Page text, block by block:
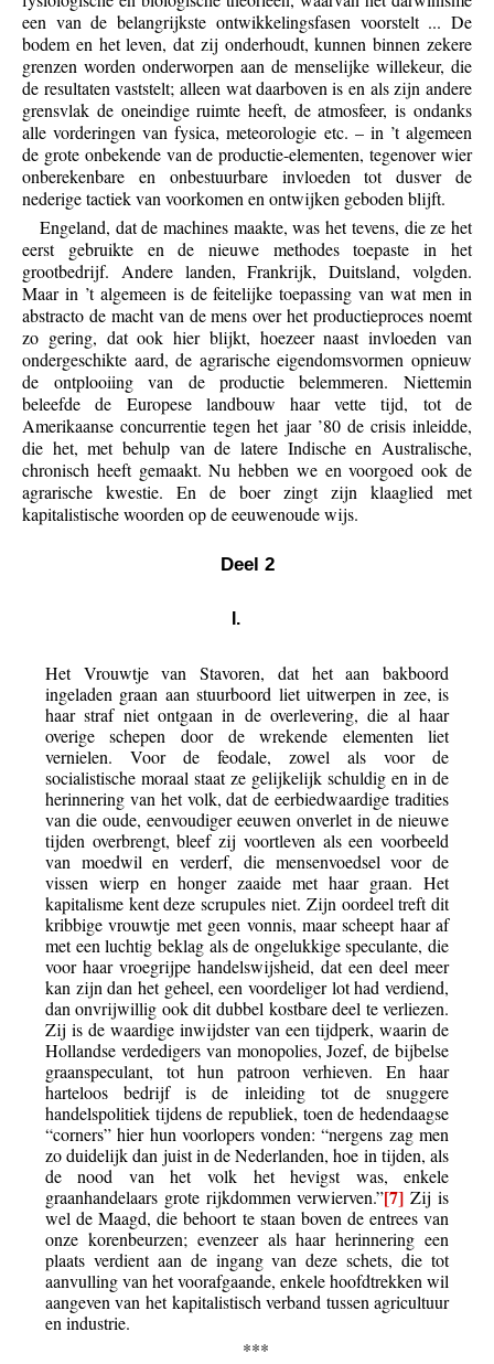
een van de belangrijkste ontwikkelingsfasen voorstelt ... De
bodem en het leven, dat zij onderhoudt, kunnen binnen zekere
grenzen worden onderworpen aan de menselijke willekeur, die
de resultaten vaststelt; alleen wat daarboven is en als zijn andere
grensvlak de oneindige ruimte heeft, de atmosfeer, is ondanks
alle vorderingen van fysica, meteorologie etc. – in ’t algemeen
de grote onbekende van de productie-elementen, tegenover wier
onberekenbare en onbestuurbare invloeden tot dusver de
nederige tactiek van voorkomen en ontwijken geboden blijft.
Engeland, dat de machines maakte, was het tevens, die ze het
eerst gebruikte en de nieuwe methodes toepaste in het
grootbedrijf. Andere landen, Frankrijk, Duitsland, volgden.
Maar in ’t algemeen is de feitelijke toepassing van wat men in
abstracto de macht van de mens over het productieproces noemt
zo gering, dat ook hier blijkt, hoezeer naast invloeden van
ondergeschikte aard, de agrarische eigendomsvormen opnieuw
de ontplooiing van de productie belemmeren. Niettemin
beleefde de Europese landbouw haar vette tijd, tot de
Amerikaanse concurrentie tegen het jaar ’80 de crisis inleidde,
die het, met behulp van de latere Indische en Australische,
chronisch heeft gemaakt. Nu hebben we en voorgoed ook de
agrarische kwestie. En de boer zingt zijn klaaglied met
kapitalistische woorden op de eeuwenoude wijs.
Deel 2
I.
Het Vrouwtje van Stavoren, dat het aan bakboord
ingeladen graan aan stuurboord liet uitwerpen in zee, is
haar straf niet ontgaan in de overlevering, die al haar
overige schepen door de wrekende elementen liet
vernielen. Voor de feodale, zowel als voor de
socialistische moraal staat ze gelijkelijk schuldig en in de
herinnering van het volk, dat de eerbiedwaardige tradities
van die oude, eenvoudiger eeuwen onverlet in de nieuwe
tijden overbrengt, bleef zij voortleven als een voorbeeld
van moedwil en verderf, die mensenvoedsel voor de
vissen wierp en honger zaaide met haar graan. Het
kapitalisme kent deze scrupules niet. Zijn oordeel treft dit
kribbige vrouwtje met geen vonnis, maar scheept haar af
met een luchtig beklag als de ongelukkige speculante, die
voor haar vroegrijpe handelswijsheid, dat een deel meer
kan zijn dan het geheel, een voordeliger lot had verdiend,
dan onvrijwillig ook dit dubbel kostbare deel te verliezen.
Zij is de waardige inwijdster van een tijdperk, waarin de
Hollandse verdedigers van monopolies, Jozef, de bijbelse
graanspeculant, tot hun patroon verhieven. En haar
harteloos bedrijf is de inleiding tot de snuggere
handelspolitiek tijdens de republiek, toen de hedendaagse
“corners” hier hun voorlopers vonden: “nergens zag men
zo duidelijk dan juist in de Nederlanden, hoe in tijden, als
de nood van het volk het hevigst was, enkele
graanhandelaars grote rijkdommen verwierven.”[7] Zij is
wel de Maagd, die behoort te staan boven de entrees van
onze korenbeurzen; evenzeer als haar herinnering een
plaats verdient aan de ingang van deze schets, die tot
aanvulling van het voorafgaande, enkele hoofdtrekken wil
aangeven van het kapitalistisch verband tussen agricultuur
en industrie.
***